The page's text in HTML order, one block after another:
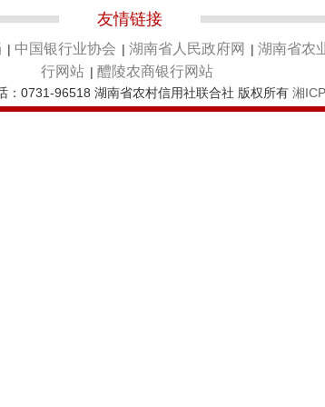
友情链接
| 中国银行业协会 | 湖南省人民政府网 | 湖南省农
行网站 | 醴陵农商银行网站
0731-96518 湖南省农村信用社联合社 版权所有 湘